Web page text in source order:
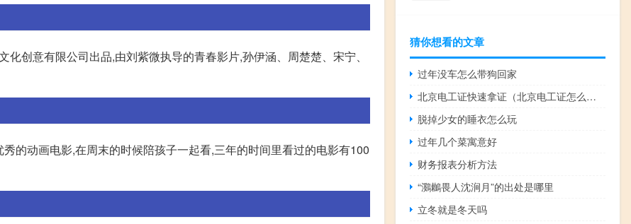
创意有限公司出品,由刘紫微执导的青春影片,孙伊涵、周楚楚、宋宁、
的动画电影,在周末的时候陪孩子一起看,三年的时间里看过的电影有100
猜你想看的文章
过年没车怎么带狗回家
北京电工证快速拿证（北京电工证怎么考）
脱掉少女的睡衣怎么玩
过年几个菜寓意好
财务报表分析方法
“鸂鶒畏人沈涧月”的出处是哪里
立冬就是冬天吗